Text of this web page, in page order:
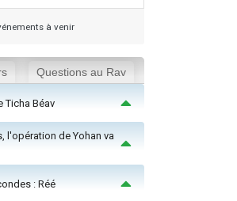
à venir
Questions au Rav
Ticha Béav
l'opération de Yohan va
: Réé